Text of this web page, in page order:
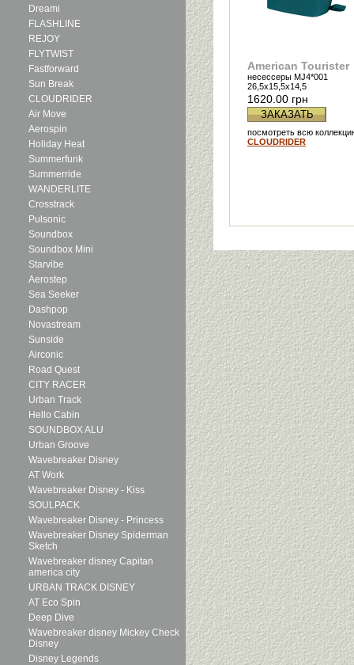
Dreami
FLASHLINE
REJOY
FLYTWIST
Fastforward
Sun Break
CLOUDRIDER
Air Move
Aerospin
Holiday Heat
Summerfunk
Summerride
WANDERLITE
Crosstrack
Pulsonic
Soundbox
Soundbox Mini
Starvibe
Aerostep
Sea Seeker
Dashpop
Novastream
Sunside
Airconic
Road Quest
CITY RACER
Urban Track
Hello Cabin
SOUNDBOX ALU
Urban Groove
Wavebreaker Disney
AT Work
Wavebreaker Disney - Kiss
SOULPACK
Wavebreaker Disney - Princess
Wavebreaker Disney Spiderman
Sketch
Wavebreaker disney Capitan
america city
URBAN TRACK DISNEY
AT Eco Spin
Deep Dive
Wavebreaker disney Mickey Check
Disney
Disney Legends
American Tourister
несессеры MJ4*001
26,5x15,5x14,5
1620.00 грн
ЗАКАЗАТЬ
посмотреть всю
CLOUDRIDER